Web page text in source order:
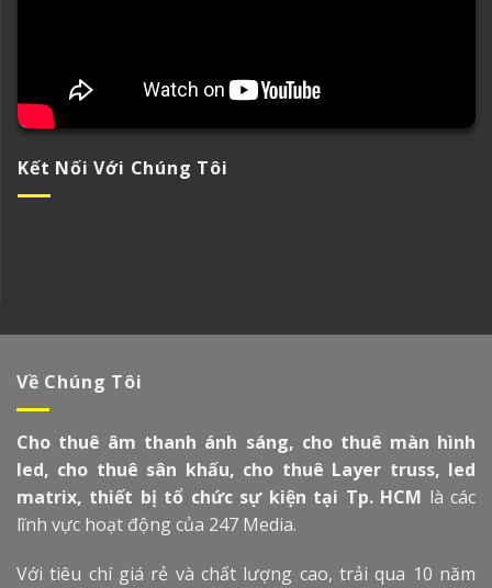
Kết Nối Với Chúng Tôi
Về Chúng Tôi
Cho thuê âm thanh ánh sáng, cho thuê màn hình
led, cho thuê sân khấu, cho thuê Layer truss, led
matrix, thiết bị tổ chức sự kiện tại Tp. HCM là các
lĩnh vực hoạt động của 247 Media.
Với tiêu chí giá rẻ và chất lượng cao, trải qua 10 năm